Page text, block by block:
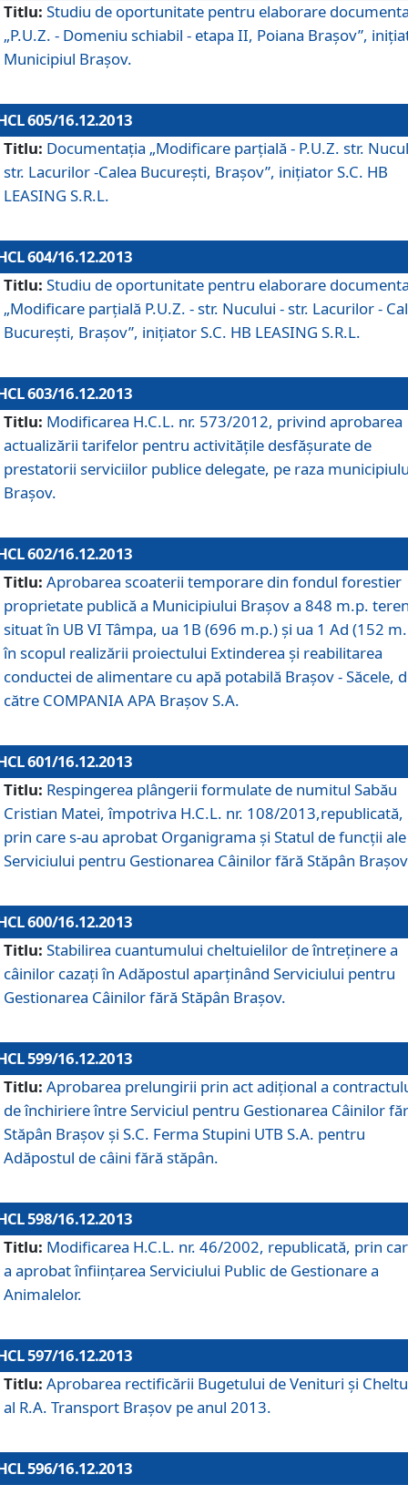
Titlu: Studiu de oportunitate pentru elaborare
„P.U.Z. - Domeniu schiabil - etapa II, Poiana Braşov”,
Municipiul Braşov.
605/16.12.2013
Titlu: Documentaţia „Modificare parţială - P.U.Z. str.
str. Lacurilor -Calea Bucureşti, Braşov”, iniţiator S.C. HB
LEASING S.R.L.
604/16.12.2013
Titlu: Studiu de oportunitate pentru elaborare
„Modificare parţială P.U.Z. - str. Nucului - str. Lacurilor -
Bucureşti, Braşov”, iniţiator S.C. HB LEASING S.R.L.
603/16.12.2013
Titlu: Modificarea H.C.L. nr. 573/2012, privind aprobarea
actualizării tarifelor pentru activităţile desfăşurate de
prestatorii serviciilor publice delegate, pe raza
Braşov.
602/16.12.2013
Titlu: Aprobarea scoaterii temporare din fondul forestier
proprietate publică a Municipiului Braşov a 848 m.p.
situat în UB VI Tâmpa, ua 1B (696 m.p.) şi ua 1 Ad (152
în scopul realizării proiectului Extinderea şi reabilitarea
conductei de alimentare cu apă potabilă Braşov - Săcele,
către COMPANIA APA Braşov S.A.
601/16.12.2013
Titlu: Respingerea plângerii formulate de numitul Sabău
Cristian Matei, împotriva H.C.L. nr. 108/2013,republicată,
prin care s-au aprobat Organigrama şi Statul de funcţii ale
Serviciului pentru Gestionarea Câinilor fără Stăpân
600/16.12.2013
Titlu: Stabilirea cuantumului cheltuielilor de întreţinere a
câinilor cazaţi în Adăpostul aparţinând Serviciului pentru
Gestionarea Câinilor fără Stăpân Braşov.
599/16.12.2013
Titlu: Aprobarea prelungirii prin act adiţional a
de închiriere între Serviciul pentru Gestionarea Câinilor
Stăpân Braşov şi S.C. Ferma Stupini UTB S.A. pentru
Adăpostul de câini fără stăpân.
598/16.12.2013
Titlu: Modificarea H.C.L. nr. 46/2002, republicată, prin
a aprobat înfiinţarea Serviciului Public de Gestionare a
Animalelor.
597/16.12.2013
Titlu: Aprobarea rectificării Bugetului de Venituri şi
al R.A. Transport Braşov pe anul 2013.
596/16.12.2013